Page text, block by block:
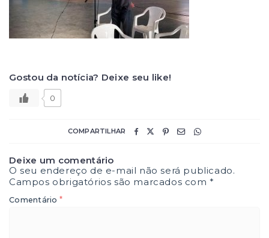
Gostou da notícia? Deixe seu like!
0
COMPARTILHAR
Deixe um comentário
O seu endereço de e-mail não será publicado.
Campos obrigatórios são marcados com*
Comentário *